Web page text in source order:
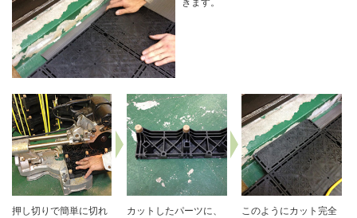
きます。
押し切りで簡単に切れ
カットしたパーツに、
このようにカット完全